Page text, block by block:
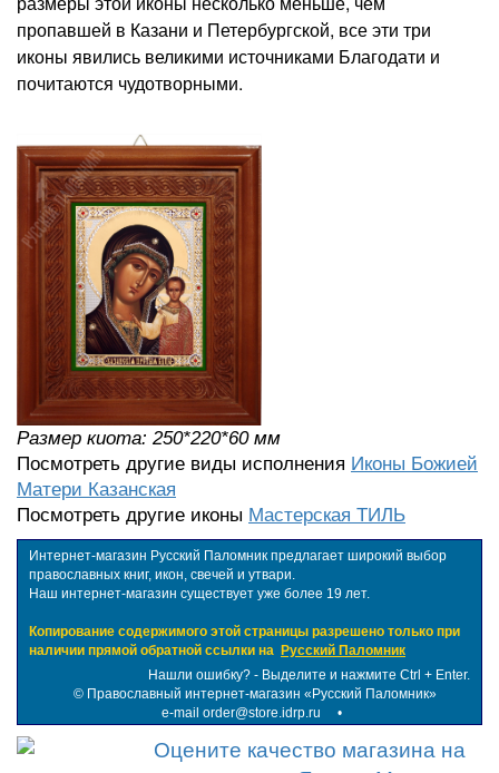
пропавшей в Казани и Петербургской, все эти три
иконы явились великими источниками Благодати и
почитаются чудотворными.
Размер киота: 250*220*60 мм
Посмотреть другие виды исполнения Иконы Божией
Матери Казанская
Посмотреть другие иконы Мастерская ТИЛЬ
Интернет-магазин Русский Паломник предлагает широкий выбор
православных книг, икон, свечей и утвари.
Наш интернет-магазин существует уже более 19 лет.
Копирование содержимого этой страницы разрешено только при
наличии прямой обратной ссылки на Русский Паломник
Нашли ошибку? - Выделите и нажмите Ctrl + Enter.
© Православный интернет-магазин «Русский Паломник»
e-mail order@store.idrp.ru •